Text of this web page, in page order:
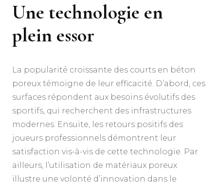
Une technologie en
plein essor
La popularité croissante des courts en béton
poreux témoigne de leur efficacité. D’abord, ces
surfaces répondent aux besoins évolutifs des
sportifs, qui recherchent des infrastructures
modernes. Ensuite, les retours positifs des
joueurs professionnels démontrent leur
satisfaction vis-à-vis de cette technologie. Par
ailleurs, l’utilisation de matériaux poreux
illustre une volonté d’innovation dans le